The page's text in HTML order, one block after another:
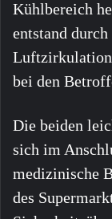
Kühlbereich
entstand
Luftzirkulation
bei den
Die beiden
sich im
medizinische
des